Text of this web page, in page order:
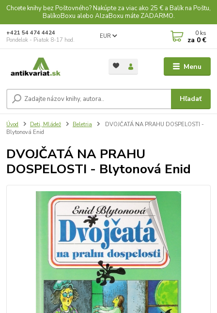
Chcete knihy bez Poštovného? Nakúpte za viac ako 25 € a Balík na Poštu,
BalíkoBoxu alebo AlzaBoxu máte ZADARMO.
Menu
EUR
Hľadať
+421 54 474 4424
Pondelok - Piatok 8-17 hod.
0 ks
za 0 €
Úvod Deti, Mládež Beletria
DVOJČATÁ NA PRAHU DOSPELOSTI -
Blytonová Enid
DVOJČATÁ NA PRAHU
DOSPELOSTI - Blytonová Enid